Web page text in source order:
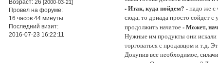
Возраст: 26[2000-03-21]
Провел на форуме:
16 часов 44 минуты
Последний визит:
2016-07-23 16:22:11
- Итак, куда пойдем? - надо же с
сюда, то дриада просто сойдет с
продолжить начатое- Может,
Нужные им продукты они искали
торговаться с продавцом и т.д.
Докупив все необходимое,